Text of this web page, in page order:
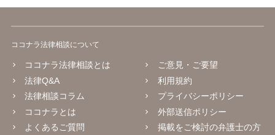
ココナラ法律相談について
ココナラ法律相談とは
法律Q&A
法律相談コラム
ココナラとは
よくあるご質問
ご意見・ご要望
利用規約
プライバシーポリシー
外部送信ポリシー
掲載をご検討の弁護士の方